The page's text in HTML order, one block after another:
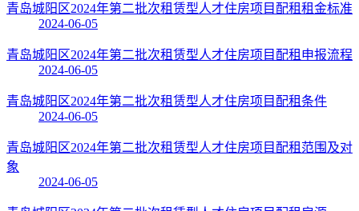
青岛城阳区2024年第二批次租赁型人才住房项目配租租金标准
2024-06-05
青岛城阳区2024年第二批次租赁型人才住房项目配租申报流程
2024-06-05
青岛城阳区2024年第二批次租赁型人才住房项目配租条件
2024-06-05
青岛城阳区2024年第二批次租赁型人才住房项目配租范围及对
象
2024-06-05